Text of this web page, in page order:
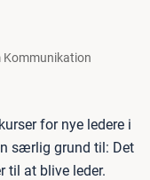
Kommunikation
for nye ledere i
særlig grund til: Det
til at blive leder.